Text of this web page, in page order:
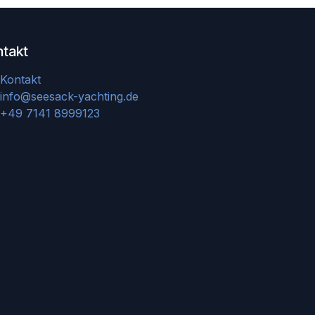
Kontakt
info@seesack-yachting.de
+49 7141 8999123